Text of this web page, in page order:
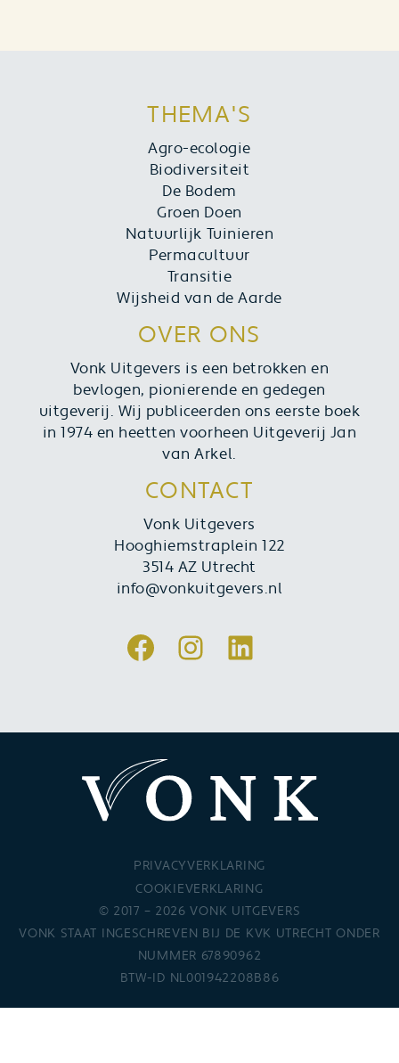
THEMA'S
Agro-ecologie
Biodiversiteit
De Bodem
Groen Doen
Natuurlijk Tuinieren
Permacultuur
Transitie
Wijsheid van de Aarde
OVER ONS
Vonk Uitgevers is een betrokken en
bevlogen, pionierende en gedegen
uitgeverij. Wij publiceerden ons eerste boek
in 1974 en heetten voorheen Uitgeverij Jan
van Arkel.
CONTACT
Vonk Uitgevers
Hooghiemstraplein 122
3514 AZ Utrecht
info@vonkuitgevers.nl
Facebook
Instagram
LinkedIn
PRIVACYVERKLARING
COOKIEVERKLARING
© 2017 – 2026 VONK UITGEVERS
VONK STAAT INGESCHREVEN BIJ DE KVK UTRECHT ONDER
NUMMER 67890962
BTW-ID NL001942208B86